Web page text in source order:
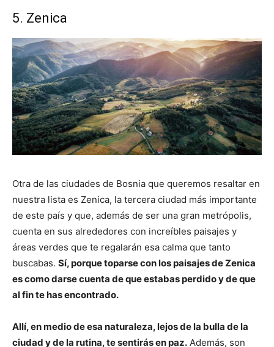
5. Zenica
Otra de las ciudades de Bosnia que queremos resaltar en
nuestra lista es Zenica, la tercera ciudad más importante
de este país y que, además de ser una gran metrópolis,
cuenta en sus alrededores con increíbles paisajes y
áreas verdes que te regalarán esa calma que tanto
buscabas. Sí, porque toparse con los paisajes de Zenica
es como darse cuenta de que estabas perdido y de que
al fin te has encontrado.
Allí, en medio de esa naturaleza, lejos de la bulla de la
ciudad y de la rutina, te sentirás en paz. Además, son